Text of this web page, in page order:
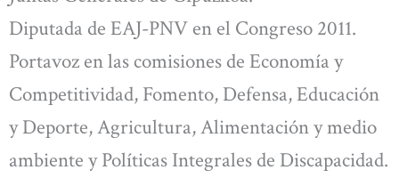
Diputada de EAJ-PNV en el Congreso 2011.
Portavoz en las comisiones de Economía y
Competitividad, Fomento, Defensa, Educación
y Deporte, Agricultura, Alimentación y medio
ambiente y Políticas Integrales de Discapacidad.